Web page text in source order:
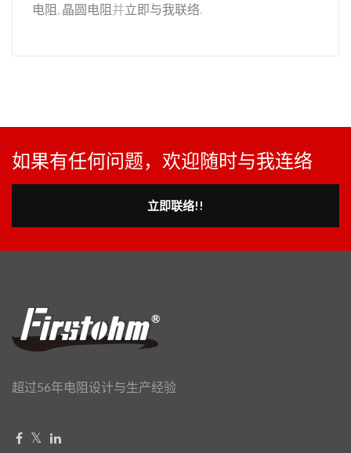
电阻, 晶圆电阻并立即与我联络.
如果有任何问题，欢迎随时与我连络
立即联络!!
超过56年电阻设计与生产经验